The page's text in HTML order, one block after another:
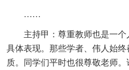
……
主持甲：尊重教师也是一
具体表现。那些学者、伟人始
质。同学们平时也很尊敬老师